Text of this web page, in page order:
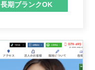
長期ブランクOK